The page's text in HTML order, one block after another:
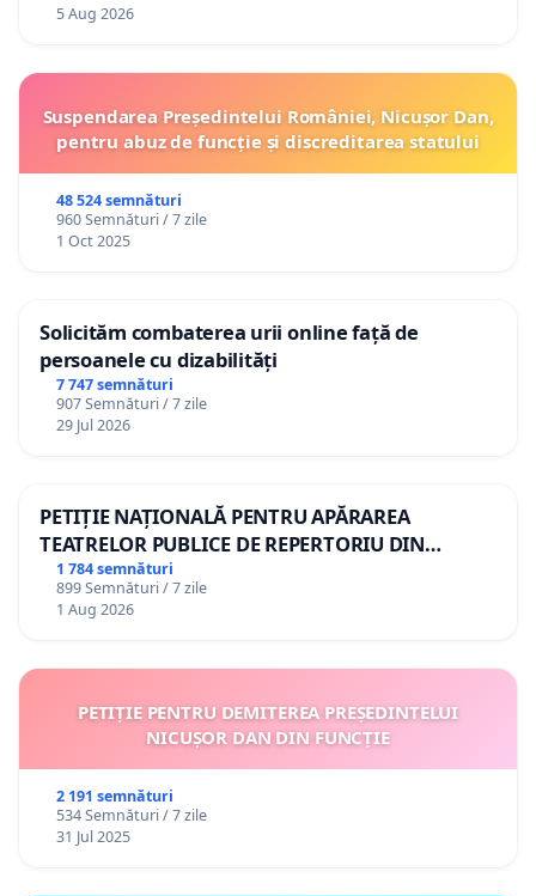
5 Aug 2026
Suspendarea Președintelui României, Nicușor Dan,
pentru abuz de funcție și discreditarea statului
48 524 semnături
960 Semnături / 7 zile
1 Oct 2025
Solicităm combaterea urii online față de
persoanele cu dizabilități
7 747 semnături
907 Semnături / 7 zile
29 Jul 2026
PETIȚIE NAȚIONALĂ PENTRU APĂRAREA
TEATRELOR PUBLICE DE REPERTORIU DIN
ROMÂNIA
1 784 semnături
899 Semnături / 7 zile
1 Aug 2026
PETIȚIE PENTRU DEMITEREA PREȘEDINTELUI
NICUȘOR DAN DIN FUNCȚIE
2 191 semnături
534 Semnături / 7 zile
31 Jul 2025